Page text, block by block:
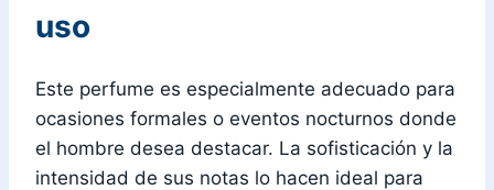
uso
Este perfume es especialmente adecuado para
ocasiones formales o eventos nocturnos donde
el hombre desea destacar. La sofisticación y la
intensidad de sus notas lo hacen ideal para